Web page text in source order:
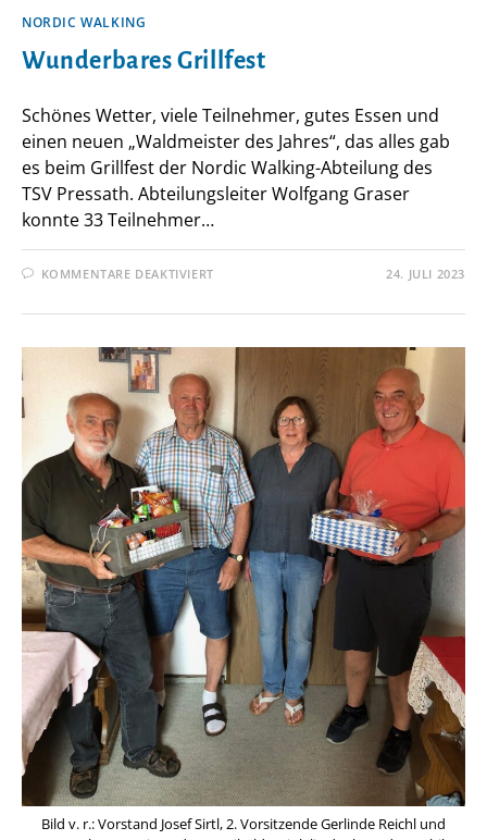
NORDIC WALKING
Wunderbares Grillfest
Schönes Wetter, viele Teilnehmer, gutes Essen und
einen neuen „Waldmeister des Jahres“, das alles gab
es beim Grillfest der Nordic Walking-Abteilung des
TSV Pressath. Abteilungsleiter Wolfgang Graser
konnte 33 Teilnehmer…
KOMMENTARE DEAKTIVIERTFÜR 24. JULI 2023
Bild v. r.: Vorstand Josef Sirtl, 2. Vorsitzende Gerlinde Reichl und